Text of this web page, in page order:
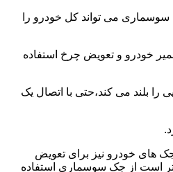
می تواند کل خودرو را
خودرو و تعویض چرخ استفاده
بلند می کند،حتی با اتصال یک
های خودرو نیز برای تعویض
است از جک سوسماری استفاده